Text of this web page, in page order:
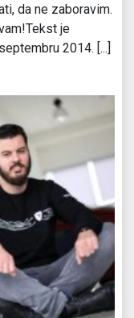
da ne zaboravim.
je
2014. [...]